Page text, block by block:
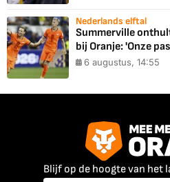
Nederlands elftal
Summerville
bij Oranje: 'Onze
6 augustus, 14:55
Blijf op de hoogte van het